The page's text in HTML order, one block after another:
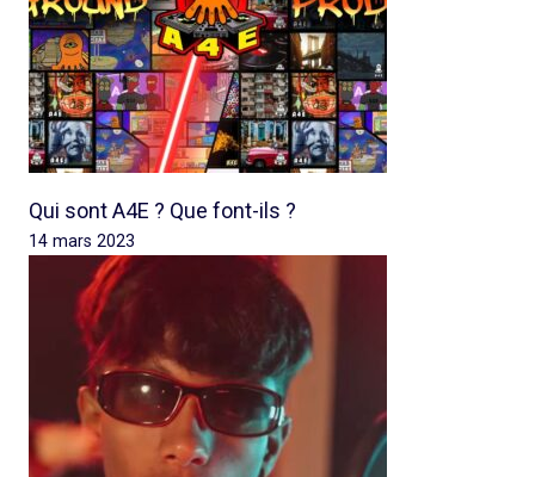
Qui sont A4E ? Que font-ils ?
14 mars 2023